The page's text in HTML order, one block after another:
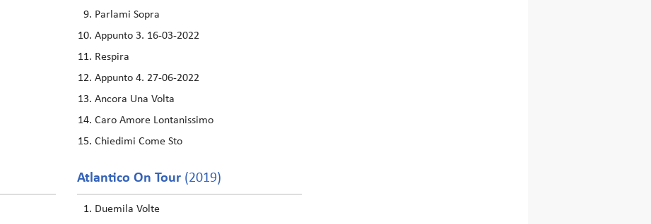
Parlami Sopra
Appunto 3. 16-03-2022
Respira
Appunto 4. 27-06-2022
Ancora Una Volta
Caro Amore Lontanissimo
Chiedimi Come Sto
Atlantico On Tour (2019)
Duemila Volte